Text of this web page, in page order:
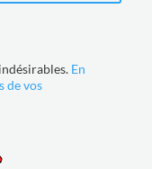
En
de vos